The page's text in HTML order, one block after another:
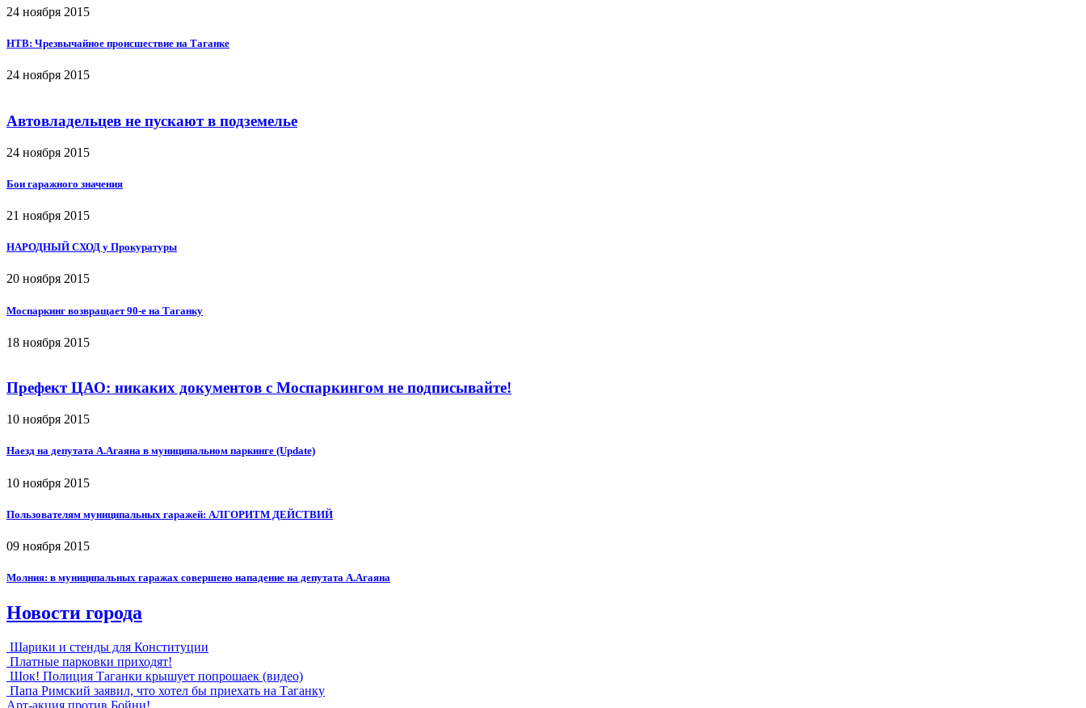
24 ноября 2015
НТВ: Чрезвычайное происшествие на Таганке
24 ноября 2015
Автовладельцев не пускают в подземелье
24 ноября 2015
Бои гаражного значения
21 ноября 2015
НАРОДНЫЙ СХОД у Прокуратуры
20 ноября 2015
Моспаркинг возвращает 90-е на Таганку
18 ноября 2015
Префект ЦАО: никаких документов с Моспаркингом не подписывайте!
10 ноября 2015
Наезд на депутата А.Агаяна в муниципальном паркинге (Update)
10 ноября 2015
Пользователям муниципальных гаражей: АЛГОРИТМ ДЕЙСТВИЙ
09 ноября 2015
Молния: в муниципальных гаражах совершено нападение на депутата А.Агаяна
Новости города
Шарики и стенды для Конституции
Платные парковки приходят!
Шок! Полиция Таганки крышует попрошаек (видео)
Папа Римский заявил, что хотел бы приехать на Таганку
Арт-акция против Бойни!